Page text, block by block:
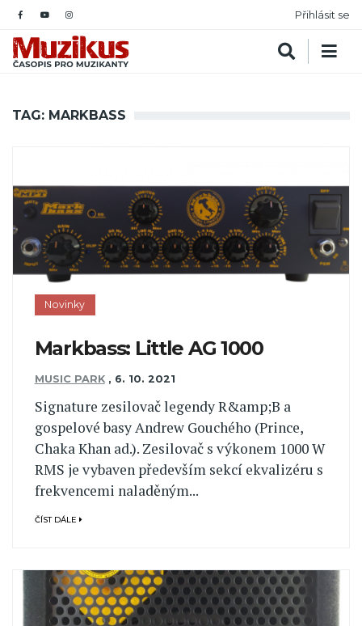
Přihlásit se
TAG: MARKBASS
Novinky
Markbass: Little AG 1000
MUSIC PARK , 6. 10. 2021
Signature zesilovač legendy R&amp;B a
gospelové basy Andrew Gouchého (Prince,
Chaka Khan ad.). Zesilovač s výkonem 1000 W
RMS je vybaven především sekcí ekvalizéru s
frekvencemi naladěným...
ČÍST DÁLE